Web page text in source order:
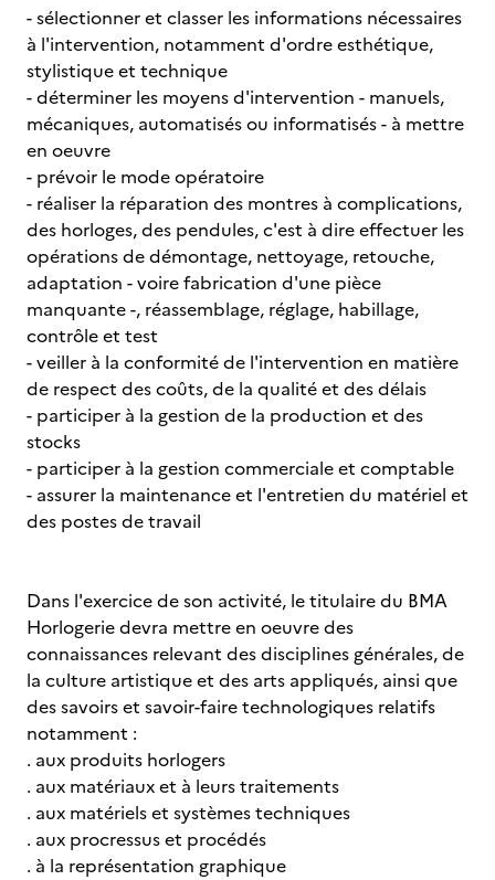
- sélectionner et classer les informations nécessaires
à l'intervention, notamment d'ordre esthétique,
stylistique et technique
- déterminer les moyens d'intervention - manuels,
mécaniques, automatisés ou informatisés - à mettre
en oeuvre
- prévoir le mode opératoire
- réaliser la réparation des montres à complications,
des horloges, des pendules, c'est à dire effectuer les
opérations de démontage, nettoyage, retouche,
adaptation - voire fabrication d'une pièce
manquante -, réassemblage, réglage, habillage,
contrôle et test
- veiller à la conformité de l'intervention en matière
de respect des coûts, de la qualité et des délais
- participer à la gestion de la production et des
stocks
- participer à la gestion commerciale et comptable
- assurer la maintenance et l'entretien du matériel et
des postes de travail
Dans l'exercice de son activité, le titulaire du BMA
Horlogerie devra mettre en oeuvre des
connaissances relevant des disciplines générales, de
la culture artistique et des arts appliqués, ainsi que
des savoirs et savoir-faire technologiques relatifs
notamment :
. aux produits horlogers
. aux matériaux et à leurs traitements
. aux matériels et systèmes techniques
. aux procressus et procédés
. à la représentation graphique